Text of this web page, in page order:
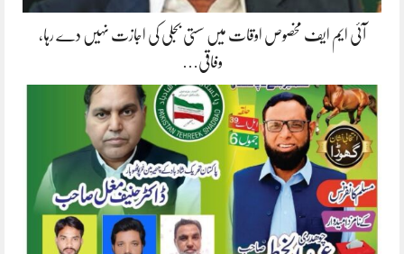
آئی ایم ایف مخصوص اوقات میں سستی بجلی کی اجازت نہیں دے رہا،
وفاقی…